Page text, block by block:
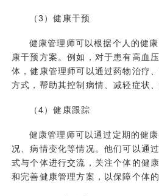
（3）健康干预
健康管理师可以根据个人的健
康干预方案。例如，对于患有高血
体，健康管理师可以通过药物治疗
方式，帮助其控制病情、减轻症状
（4）健康跟踪
健康管理师可以通过定期的健
况、病情变化等情况。他们可以通
式与个体进行交流，关注个体的健
和完善健康管理方案，以保障个体的